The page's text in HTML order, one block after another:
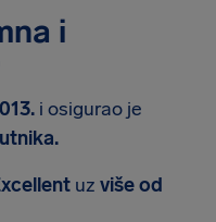
i
i osigurao je
uz više od